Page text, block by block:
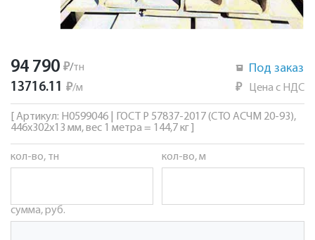
94 790 ₽/тн
13716.11 ₽/м
Под заказ
₽ Цена с НДС
[ Артикул: Н0599046 | ГОСТ Р 57837-2017 (СТО АСЧМ 20-93),
446х302х13 мм, вес 1 метра = 144,7 кг ]
кол-во, тн кол-во, м
сумма, руб.